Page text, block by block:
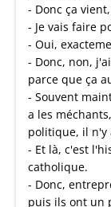
- Donc ça
- Je vais faire
- Oui,
- Donc, non,
parce que ça
- Souvent
a les
politique, il n'y
- Et là, c'est
catholique.
- Donc,
puis ils ont un